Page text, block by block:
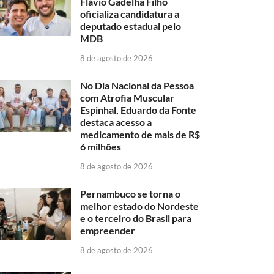
oficializa candidatura a
deputado estadual pelo
MDB
8 de agosto de 2026
No Dia Nacional da Pessoa
com Atrofia Muscular
Espinhal, Eduardo da Fonte
destaca acesso a
medicamento de mais de R$
6 milhões
8 de agosto de 2026
Pernambuco se torna o
melhor estado do Nordeste
e o terceiro do Brasil para
empreender
8 de agosto de 2026